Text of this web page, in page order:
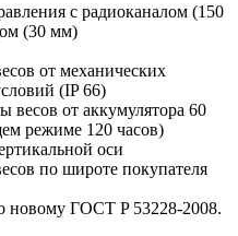
с радиоканалом (150
(30 мм)
от механических
(IP 66)
весов от аккумулятора 60
режиме 120 часов)
оси
по широте покупателя
новому ГОСТ P 53228-2008.